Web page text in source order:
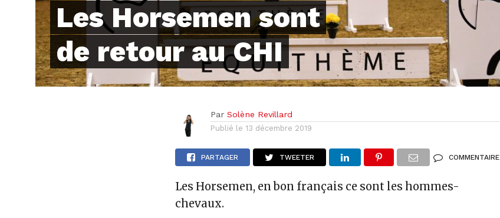
Les Horsemen sont
de retour au CHI
Par Solène Revillard
Publié le 13 décembre 2019
PARTAGER TWEETER COMMENTAIRE
Les Horsemen, en bon français ce sont les hommes-
chevaux.